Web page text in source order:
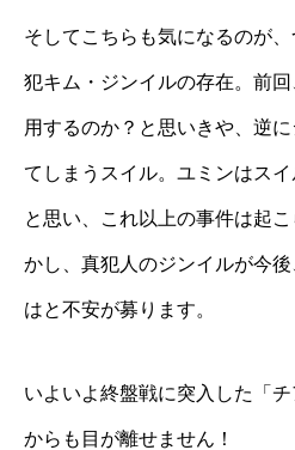
そしてこちらも気になるのが
犯キム・ジンイルの存在。前
用するのか？と思いきや、逆
てしまうスイル。ユミンはス
と思い、これ以上の事件は起
かし、真犯人のジンイルが今
はと不安が募ります。
いよいよ終盤戦に突入した「
からも目が離せません！